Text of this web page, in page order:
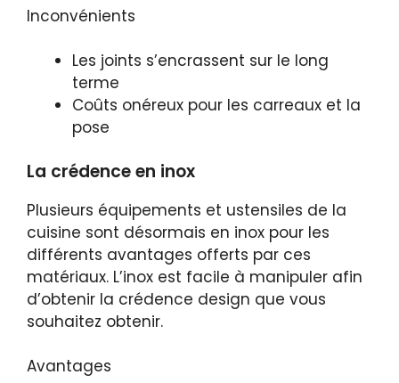
Inconvénients
Les joints s’encrassent sur le long
terme
Coûts onéreux pour les carreaux et la
pose
La crédence en inox
Plusieurs équipements et ustensiles de la
cuisine sont désormais en inox pour les
différents avantages offerts par ces
matériaux. L’inox est facile à manipuler afin
d’obtenir la crédence design que vous
souhaitez obtenir.
Avantages